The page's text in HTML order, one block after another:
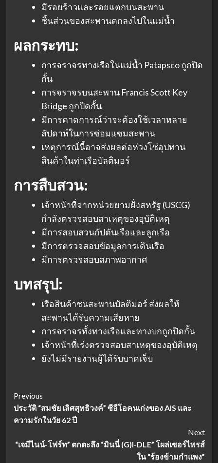
มีรอยร้าวและรอยแตกบนสะพาน
ชิ้นส่วนของสะพานตกลงไปในแม่น้ำ
ผลกระทบ:
การจราจรทางเรือในแม่น้ำ Patapsco ถูกปิด
กั้น
การจราจรบนสะพาน Francis Scott Key
Bridge ถูกปิดกั้น
มีการคาดการณ์ว่าจะต้องใช้เวลาหลาย
สัปดาห์ในการซ่อมแซมสะพาน
เหตุการณ์นี้อาจส่งผลต่อห่วงโซ่อุปทาน
สินค้าในท่าเรือบัลติมอร์
การสืบสวน:
เจ้าหน้าที่จากหน่วยยามฝั่งสหรัฐ (USCG)
กำลังตรวจสอบสาเหตุของอุบัติเหตุ
มีการสอบสวนกัปตันเรือและลูกเรือ
มีการตรวจสอบข้อมูลการเดินเรือ
มีการตรวจสอบสภาพอากาศ
บทสรุป:
เรือสินค้าชนสะพานบัลติมอร์ ส่งผลให้
สะพานได้รับความเสียหาย
การจราจรทั้งทางเรือและทางบกถูกปิดกั้น
เจ้าหน้าที่เร่งตรวจสอบสาเหตุของอุบัติเหตุ
ยังไม่มีรายงานผู้ได้รับบาดเจ็บ
Post
Navigation
Previous
ประวัติ “สมชัย เลิศสุทธิวงค์” ซีอีโอคนเก่งของ AIS และ
ความรักในวัย 62 ปี
Next
“เจมีไนน์-โฟร์ท” ตกตะลึง “มินนี่ (G)I-DLE” โผล่เซอร์ไพรส์
ใน “ร้องข้ามกำแพง”